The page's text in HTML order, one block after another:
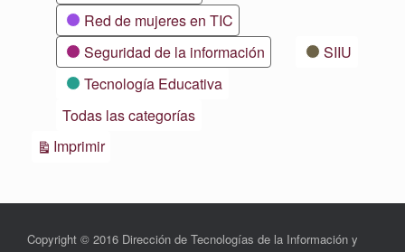
Red de mujeres en TIC
Seguridad de la información
SIIU
Tecnología Educativa
Todas las categorías
ImprimirVistas
Copyright © 2016 Dirección de Tecnologías de la Información y